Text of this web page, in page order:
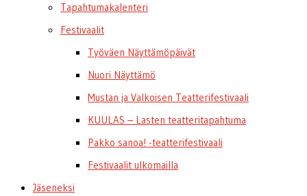
Tapahtumakalenteri
Festivaalit
Työväen Näyttämöpäivät
Nuori Näyttämö
Mustan ja Valkoisen Teatterifestivaali
KUULAS – Lasten teatteritapahtuma
Pakko sanoa! -teatterifestivaali
Festivaalit ulkomailla
Jäseneksi